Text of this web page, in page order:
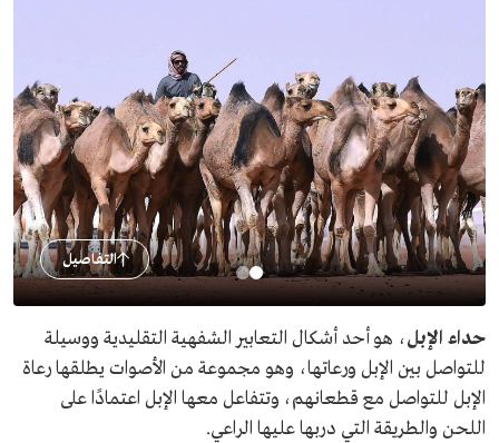
التفاصيل
حداء الإبل، هو أحد أشكال التعابير الشفهية التقليدية ووسيلة
للتواصل بين الإبل ورعاتها، وهو مجموعة من الأصوات يطلقها رعاة
الإبل للتواصل مع قطعانهم، وتتفاعل معها الإبل اعتمادًا على
اللحن والطريقة التي دربها عليها الراعي.